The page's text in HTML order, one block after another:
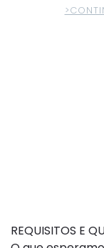
REQUISITOS E